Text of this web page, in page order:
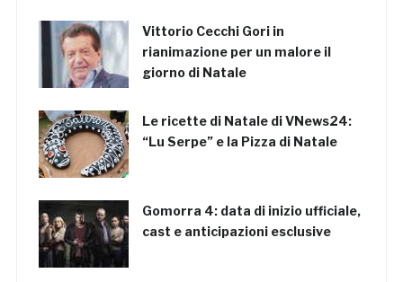
Vittorio Cecchi Gori in
rianimazione per un malore il
giorno di Natale
Le ricette di Natale di VNews24:
“Lu Serpe” e la Pizza di Natale
Gomorra 4: data di inizio ufficiale,
cast e anticipazioni esclusive